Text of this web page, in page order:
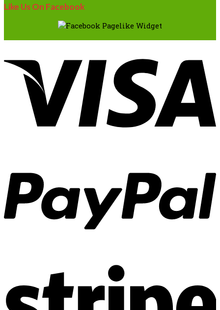
Like Us On Facebook